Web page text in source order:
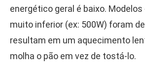
energético geral é baixo.
muito inferior (ex: 500W) foram
resultam em um aquecimento
molha o pão em vez de tostá-lo.